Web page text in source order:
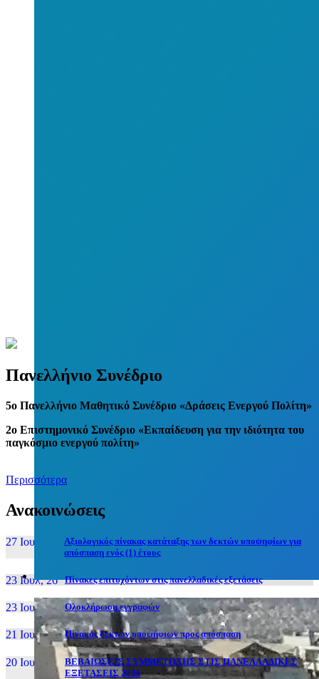
Πανελλήνιο Συνέδριο
5o Πανελλήνιο Μαθητικό Συνέδριο «Δράσεις Ενεργού Πολίτη»
2ο Επιστημονικό Συνέδριο «Εκπαίδευση για την ιδιότητα του
παγκόσμιο ενεργού πολίτη»
Περισσότερα
Ανακοινώσεις
27 Ιουν, 26
Αξιολογικός πίνακας κατάταξης των δεκτών υποψηφίων για
απόσπαση ενός (1) έτους
23 Ιουλ, 26 Πίνακες επιτυχόντων στις πανελλαδικές εξετάσεις
23 Ιουλ, 26 Ολοκλήρωση εγγραφών
21 Ιουλ, 26 Πίνακας δεκτών υποψήφιων προς απόσπαση
20 Ιουλ, 26
ΒΕΒΑΙΩΣΕΙΣ ΣΥΜΜΕΤΟΧΗΣ ΣΤΙΣ ΠΑΝΕΛΛΑΔΙΚΕΣ
ΕΞΕΤΑΣΕΙΣ 2026